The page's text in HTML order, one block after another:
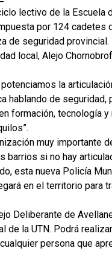
lectivo de la Escuela
por 124 cadetes
de seguridad
local, Alejo
la
hablando de seguridad,
formación, tecnología y
muy importante
barrios si no hay
esta nueva Policía
en el territorio para
Deliberante de
de la UTN. Podrá
persona que